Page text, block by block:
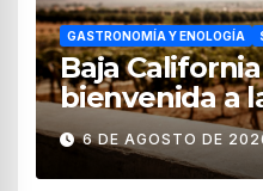
GASTRONOMÍA Y ENOLOGÍA
Baja
bienvenida a
vendimia 2026
6 DE AGOSTO DE